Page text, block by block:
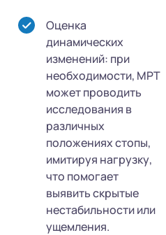
Оценка
динамических
изменений: при
необходимости, МРТ
может проводить
исследования в
различных
положениях стопы,
имитируя нагрузку,
что помогает
выявить скрытые
нестабильности или
ущемления.